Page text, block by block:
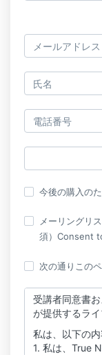
今後の購入の
メーリングリ
須）Consent
次の通りこの
受講者同意書
が提供するラ
私は、以下の内
1. 私は、True